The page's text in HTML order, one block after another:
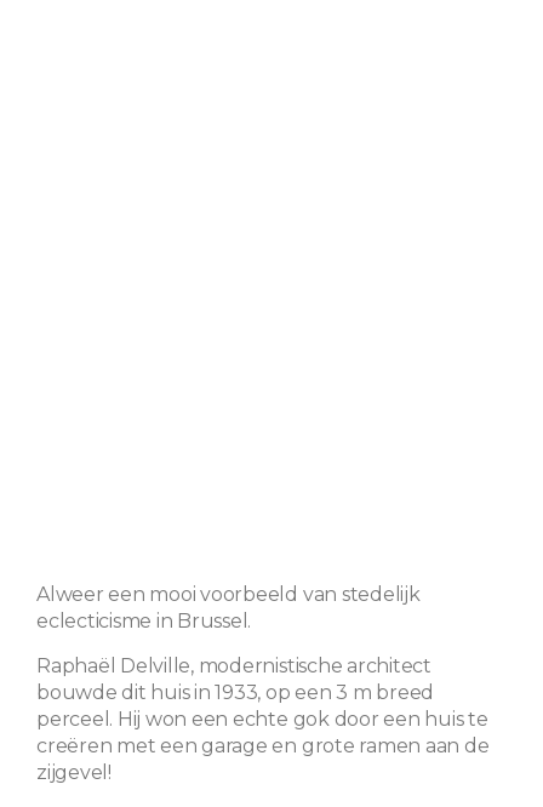
Alweer een mooi voorbeeld van stedelijk
eclecticisme in Brussel.
Raphaël Delville, modernistische architect
bouwde dit huis in 1933, op een 3 m breed
perceel. Hij won een echte gok door een huis te
creëren met een garage en grote ramen aan de
zijgevel!